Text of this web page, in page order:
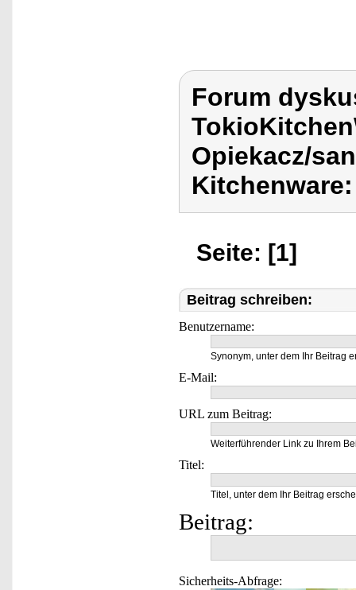
Forum
Opiekacz/
Kitchenware:
Seite: [1]
Beitrag schreiben:
Benutzername:
Synonym, unter dem Ihr Beitrag
E-Mail:
URL zum Beitrag:
Weiterführender Link zu Ihrem
Titel:
Titel, unter dem Ihr Beitrag
Beitrag:
Sicherheits-Abfrage: